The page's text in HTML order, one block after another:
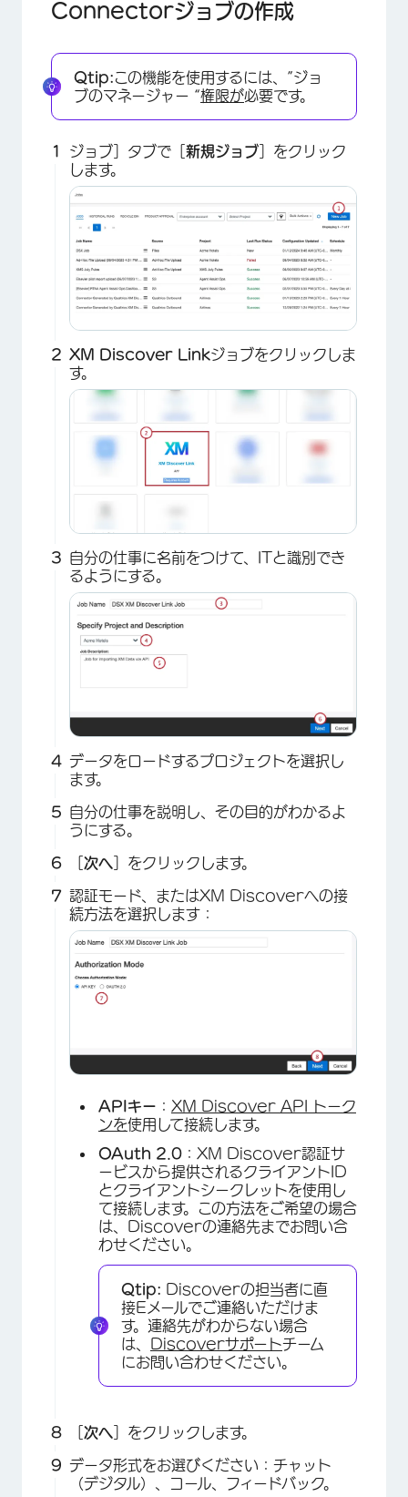
Connectorジョブの作成
Qtip:この機能を使用するには、”ジョ
ブのマネージャー “権限が必要です。
ジョブ］タブで［ 新規ジョブ ］をクリック
します。
XM Discover Linkジョブをクリックしま
す。
×
自分の仕事に名前をつけて、ITと識別でき
るようにする。
データをロードするプロジェクトを選択し
ます。
自分の仕事を説明し、その目的がわかるよ
うにする。
次へ ］をクリックします。
認証モード、またはXM Discoverへの接
続方法を選択します：
APIキー ： XM Discover API トーク
ンを使用して接続します。
OAuth 2.0 ：XM Discover認証サ
ービスから提供されるクライアントID
とクライアントシークレットを使用し
て接続します。この方法をご希望の場合
は、Discoverの連絡先までお問い合
わせください。
Qtip: Discoverの担当者に直
接Eメールでご連絡いただけま
す。連絡先がわからない場合
は、
Discoverサポートチーム
にお問い合わせください。
次へ ］をクリックします。
データ形式をお選びください：チャット
（デジタル）、コール、フィードバック。